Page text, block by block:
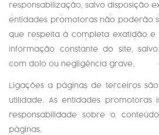
responsabilização, salvo disposição
entidades promotoras não poderão
que respeita à completa exatidão e
informação constante do site,
com dolo ou negligência grave.
Ligações a páginas de terceiros
utilidade. As entidades promotoras
responsabilidade sobre o
páginas.